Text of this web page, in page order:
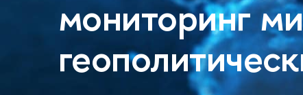
мониторинг